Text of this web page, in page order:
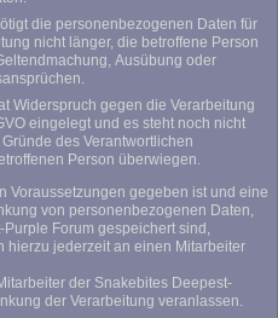
die personenbezogenen Daten für
nicht länger, die betroffene Person
Ausübung oder
Widerspruch gegen die Verarbeitung
eingelegt und es steht noch nicht
des Verantwortlichen
Person überwiegen.
Voraussetzungen gegeben ist und eine
von personenbezogenen Daten,
Forum gespeichert sind,
hierzu jederzeit an einen Mitarbeiter
der Snakebites Deepest-
der Verarbeitung veranlassen.